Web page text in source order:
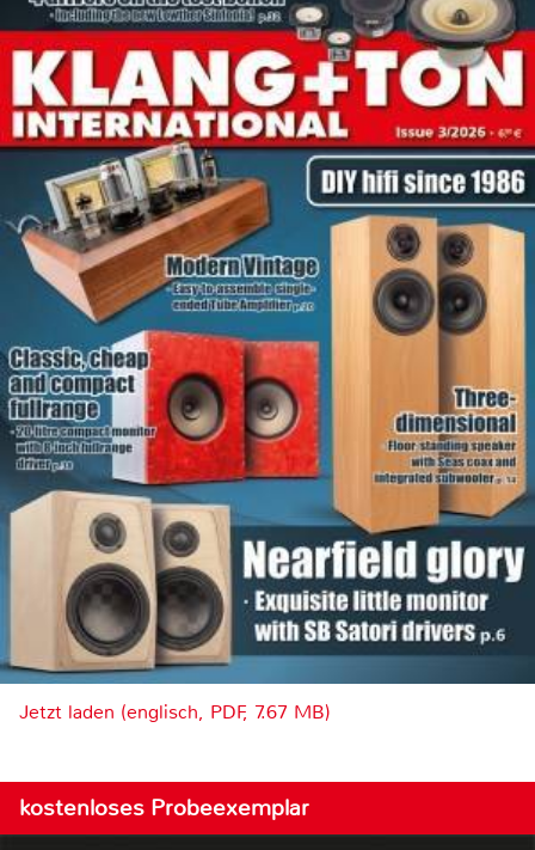
Jetzt laden (englisch, PDF, 7.67 MB)
kostenloses Probeexemplar